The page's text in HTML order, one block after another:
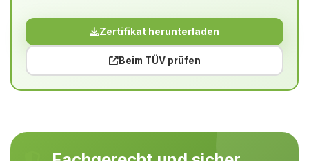
Zertifikat herunterladen
Beim TÜV prüfen